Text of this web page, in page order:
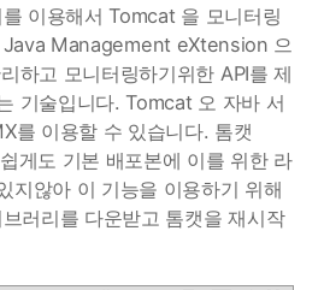
이용해서 Tomcat 을 모니터링
Java Management eXtension 으
하고 모니터링하기위한 API를 제
기술입니다. Tomcat 오 자바 서
를 이용할 수 있습니다. 톰캣
게도 기본 배포본에 이를 위한 라
지않아 이 기능을 이용하기 위해
러리를 다운받고 톰캣을 재시작